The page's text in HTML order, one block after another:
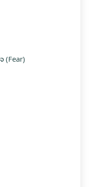
(Fear)